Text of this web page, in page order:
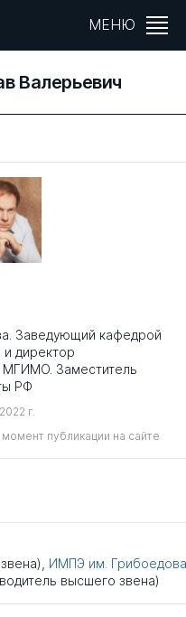
МЕНЮ
Валерьевич
Заведующий кафедрой
директор
МГИМО. Заместитель
РФ
г.
публикации на сайте
ИМПЭ им. Грибоедова
высшего звена)